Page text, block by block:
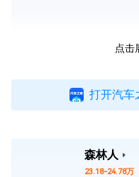
点击
打开汽车
森林人
23.18-24.78万